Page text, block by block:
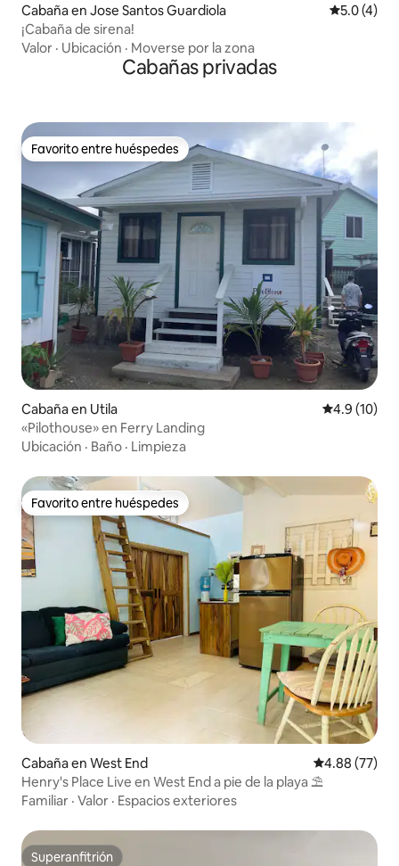
Cabaña en Jose Santos Guardiola
5.0 (4)
¡Cabaña de sirena!
Valor · Ubicación · Moverse por la zona
Cabañas privadas
Favorito entre huéspedes
Favorito entre huéspedes
Cabaña en Utila Calificación
4.9 (10)
«Pilothouse» en Ferry Landing
Ubicación · Baño · Limpieza
Favorito entre huéspedes
Favorito entre huéspedes
Cabaña en West End Calificación
4.88 (77)
Henry's Place Live en West End a pie de la playa ⛱
Familiar · Valor · Espacios exteriores
Superanfitrión